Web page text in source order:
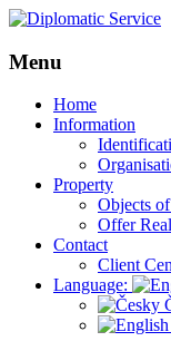
Menu
Skip
Home
Information
Property
Objects
Offer
Contact
Client
Language: